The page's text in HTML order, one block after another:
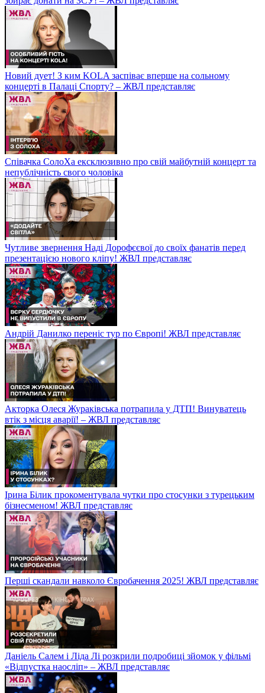
Новий дует! З ким KOLA заспіває вперше на сольному
концерті в Палаці Спорту? – ЖВЛ представляє
Співачка СолоХа ексклюзивно про свій майбутній концерт та
непублічність свого чоловіка
Чутливе звернення Наді Дорофєєвої до своїх фанатів перед
презентацією нового кліпу! ЖВЛ представляє
Андрій Данилко переніс тур по Європі! ЖВЛ представляє
Акторка Олеся Жураківська потрапила у ДТП! Винуватець
втік з місця аварії! – ЖВЛ представляє
Ірина Білик прокоментувала чутки про стосунки з турецьким
бізнесменом! ЖВЛ представляє
Перші скандали навколо Євробачення 2025! ЖВЛ представляє
Даніель Салем і Ліда Лі розкрили подробиці зйомок у фільмі
«Відпустка наосліп» – ЖВЛ представляє